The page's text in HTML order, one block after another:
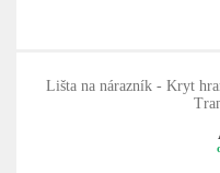
Lišta na nárazník - Kryt